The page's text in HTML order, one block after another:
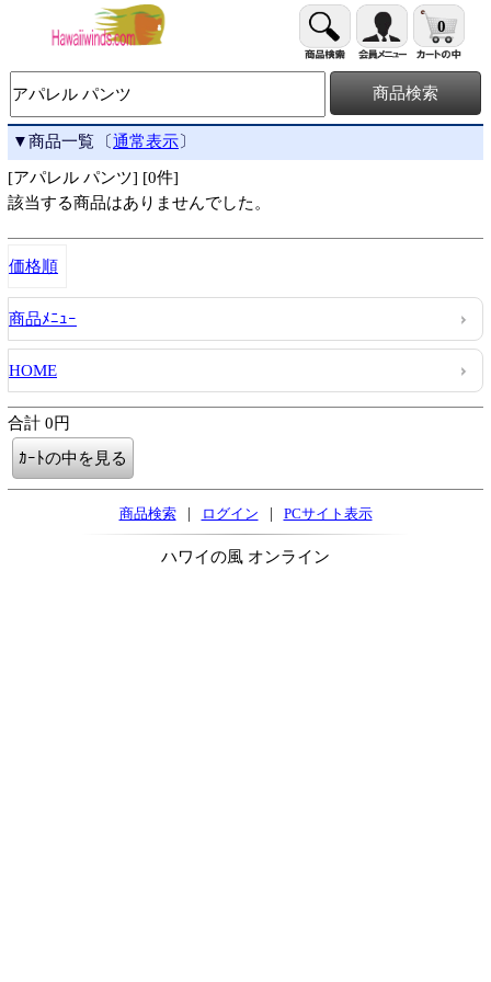
0
▼商品一覧 〔通常表示〕
[アパレル パンツ] [0件]
該当する商品はありませんでした。
価格順
商品ﾒﾆｭｰ
HOME
合計 0円
商品検索 | ログイン | PCサイト表示
ハワイの風 オンライン